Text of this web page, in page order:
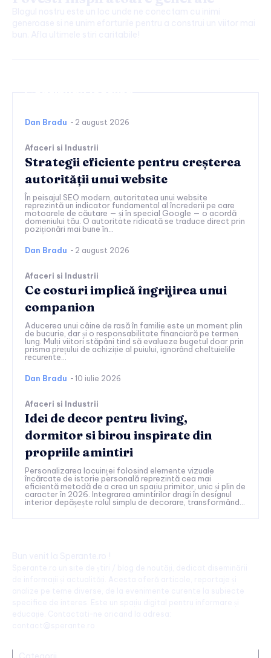
Dan Bradu - 2 august 2026
Afaceri si Industrii
Strategii eficiente pentru creșterea
autorității unui website
În peisajul SEO modern, autoritatea unui website
reprezintă un indicator fundamental al încrederii pe care
motoarele de căutare — și în special Google — o acordă
domeniului tău. O autoritate ridicată se traduce direct prin
poziționări mai bune în...
Dan Bradu - 2 august 2026
Afaceri si Industrii
Ce costuri implică îngrijirea unui
companion
Aducerea unui câine de rasă în familie este un moment plin
de bucurie, dar și o responsabilitate financiară pe termen
lung. Mulți viitori stăpâni tind să evalueze bugetul doar prin
prisma prețului de achiziție al puiului, ignorând cheltuielile
recurente...
Dan Bradu - 10 iulie 2026
Afaceri si Industrii
Idei de decor pentru living,
dormitor si birou inspirate din
propriile amintiri
Personalizarea locuinței folosind elemente vizuale
încărcate de istorie personală reprezintă cea mai
eficientă metodă de a crea un spațiu primitor, unic și plin de
caracter în 2026. Integrarea amintirilor dragi în designul
interior depășește rolul simplu de decorare, transformând...